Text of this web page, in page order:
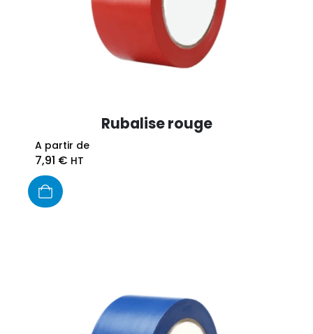
Rubalise rouge
A partir de
7,91 € HT